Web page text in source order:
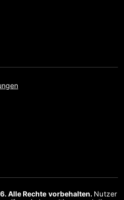
Alle Rechte vorbehalten. Nutzer